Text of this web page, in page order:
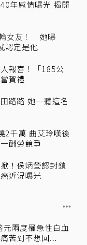
年感情曝光 揭開
女友！ 她曝
認定是他
報喜！「185公
賀禮
路路 她一聽這名
2千萬 曲艾玲嘆後
酬勞競爭
！侯炳瑩認封鎖
近況曝光
元兩度罹急性白血
苦到不想回...